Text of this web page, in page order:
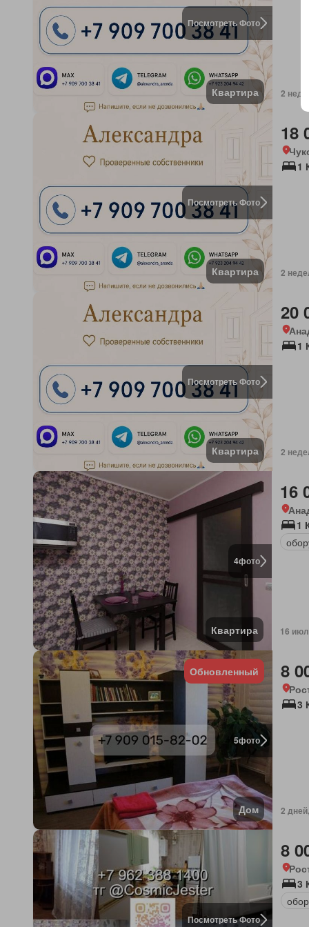
Посмотреть Фото
Квартира 2
Посмотреть Фото
Квартира
18
1
2
Посмотреть Фото
Квартира
20
1
2
4фото
Квартира
16
1
16
5фото
Обновленный
Дом
8
3
2
Посмотреть Фото
8
3